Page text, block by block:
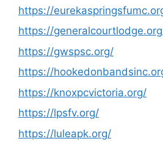
https://
https://
https://gwspsc.org/
https://
https://knoxpcvictoria.org/
https://lpsfv.org/
https://luleapk.org/